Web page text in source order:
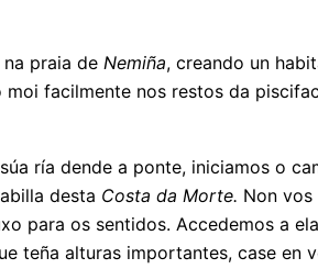
na praia de Nemiña, creando un
facilmente nos restos da
ría dende a ponte, iniciamos o
desta Costa da Morte. Non
para os sentidos. Accedemos a
teña alturas importantes, case en